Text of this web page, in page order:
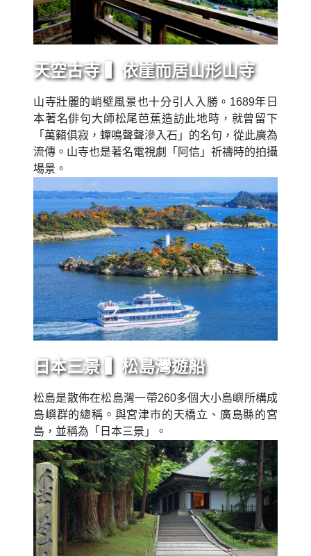
天空古寺 ▍依崖而居山形山寺
山寺壯麗的峭壁風景也十分引人入勝。1689年日
本著名俳句大師松尾芭蕉造訪此地時，就曾留下
「萬籟俱寂，蟬鳴聲聲滲入石」的名句，從此廣為
流傳。山寺也是著名電視劇「阿信」祈禱時的拍攝
場景。
日本三景 ▍松島灣遊船
松島是散佈在松島灣一帶260多個大小島嶼所構成
島嶼群的總稱。與宮津市的天橋立、廣島縣的宮
島，並稱為「日本三景」。